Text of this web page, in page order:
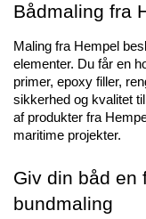
Bådmaling fra
Maling fra Hempel
elementer. Du får en
primer, epoxy filler,
sikkerhed og kvalitet
af produkter fra
maritime projekter.
Giv din båd en
bundmaling